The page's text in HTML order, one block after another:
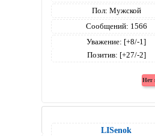
Пол: Мужской
Сообщений: 1566
Уважение: [+8/-1]
Позитив: [+27/-2]
LISenok